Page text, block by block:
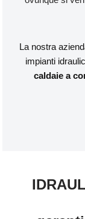
La nostra
impianti
caldaie a